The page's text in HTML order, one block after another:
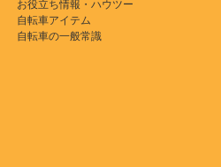
お役立ち情報・ハウツー
自転車アイテム
自転車の一般常識